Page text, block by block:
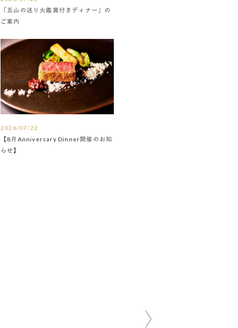
「五山の送り火鑑賞付きディナー」の
ご案内
2026/07/22
【8月Anniversary Dinner開催のお知
らせ】